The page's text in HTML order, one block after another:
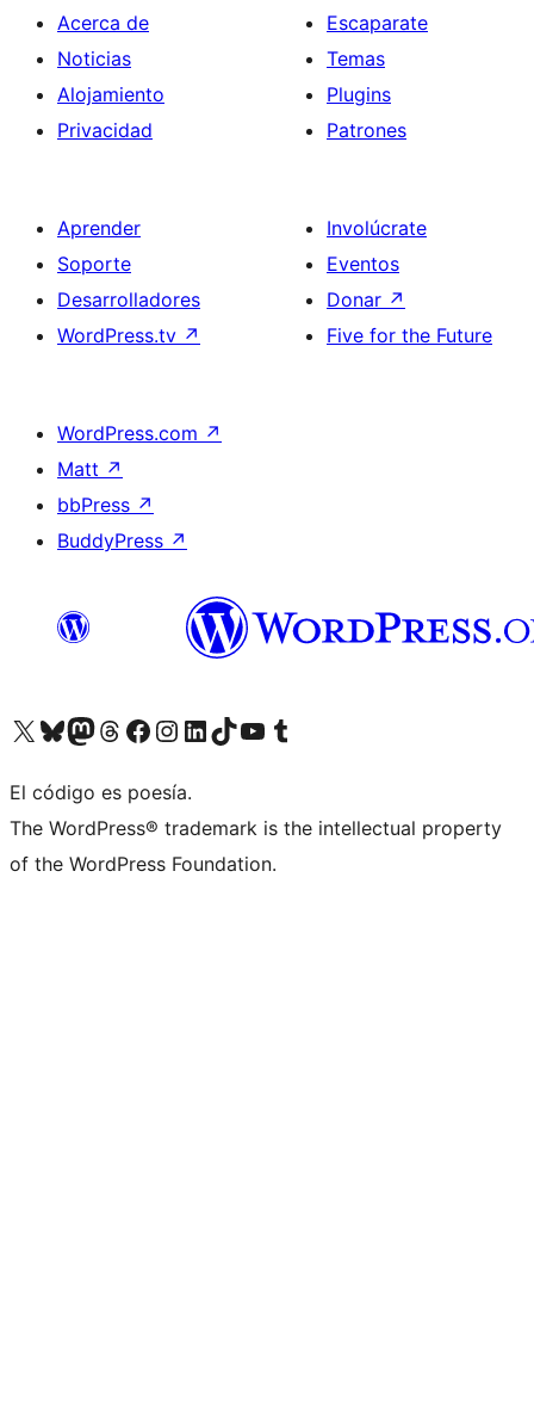
Acerca de
Noticias
Alojamiento
Privacidad
Escaparate
Temas
Plugins
Patrones
Aprender
Soporte
Desarrolladores
WordPress.tv ↗
Involúcrate
Eventos
Donar ↗
Five for the Future
WordPress.com ↗
Matt ↗
bbPress ↗
BuddyPress ↗
Visita nuestra cuenta de X (anteriormente Twitter)
Visit our Bluesky account
Visit our Mastodon account
Visit our Threads account
Visita nuestra página de Facebook
Visita nuestra cuenta de Instagram
Visita nuestra cuenta de LinkedIn
Visit our TikTok account
Visita nuestro canal de YouTube
Visit our Tumblr account
El código es poesía.
The WordPress® trademark is the intellectual property
of the WordPress Foundation.